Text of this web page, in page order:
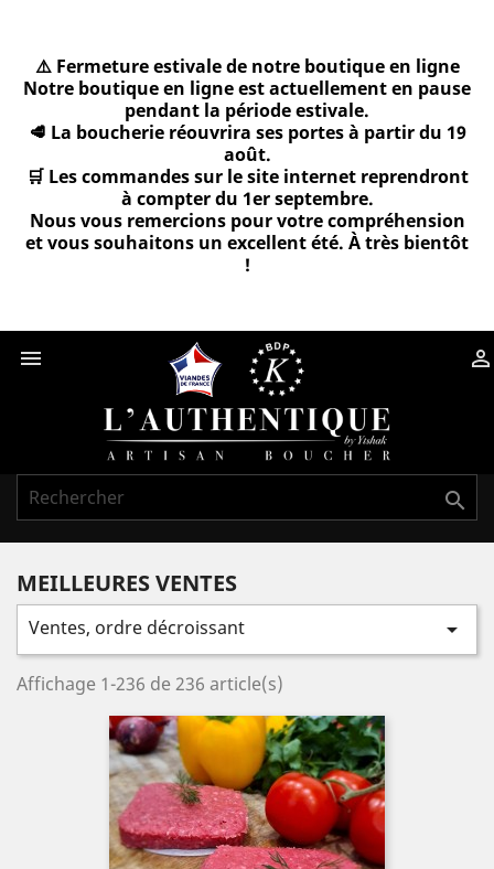
⚠️ Fermeture estivale de notre boutique en ligne
Notre boutique en ligne est actuellement en pause
pendant la période estivale.
🥩 La boucherie réouvrira ses portes à partir du 19
août.
🛒 Les commandes sur le site internet reprendront
à compter du 1er septembre.
Nous vous remercions pour votre compréhension
et vous souhaitons un excellent été. À très bientôt
!
 

MEILLEURES VENTES
Ventes, ordre décroissant 
Affichage 1-236 de 236 article(s)